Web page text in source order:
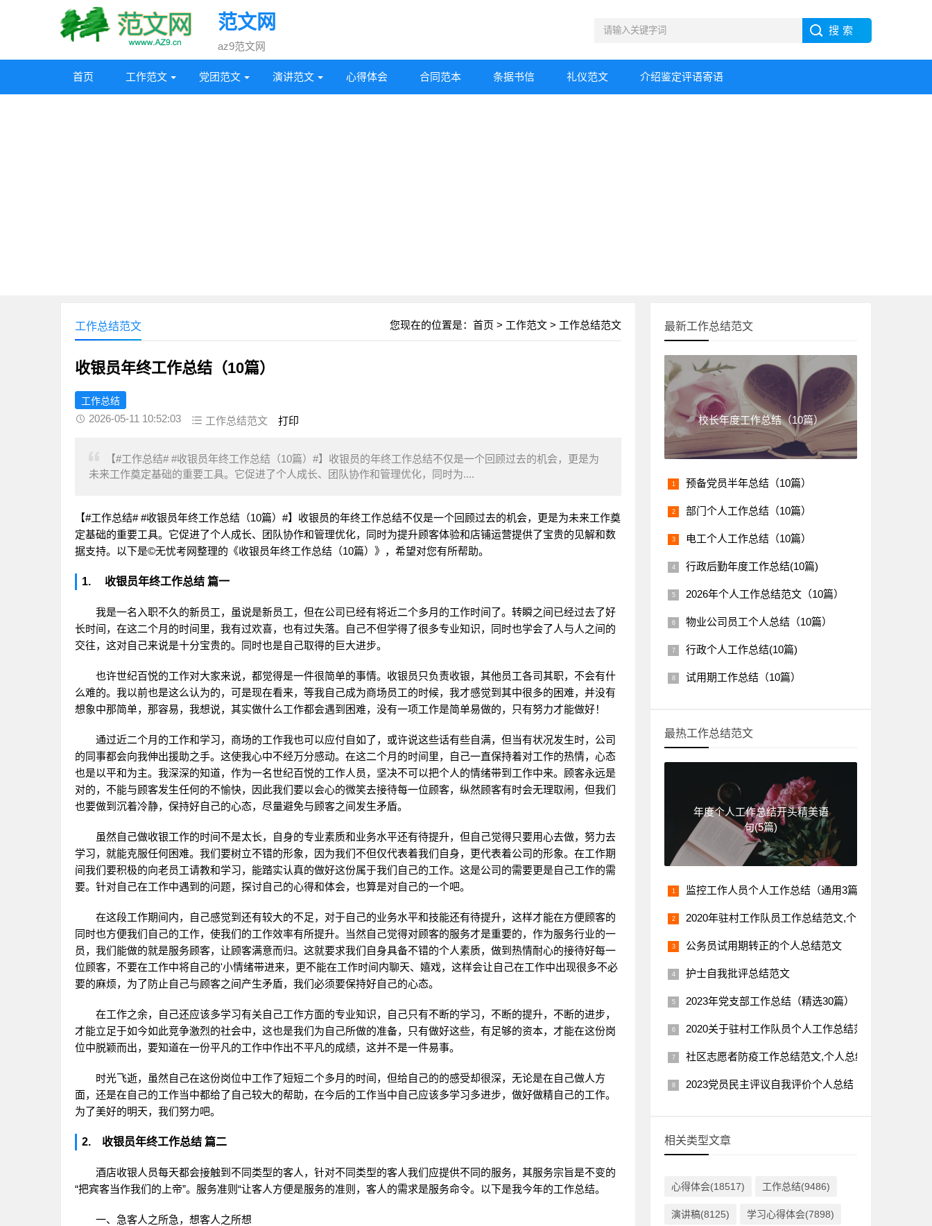
范文网
az9范文网
首页 工作范文 党团范文 演讲范文 心得体会 合同范本 条据书信 礼仪范文 介绍鉴定评语寄语
您现在的位置是： 首页 > 工作范文 > 工作总结范文
工作总结范文
收银员年终工作总结（10篇）
工作总结
2026-05-11 10:52:03 工作总结范文 打印
【#工作总结# #收银员年终工作总结（10篇）#】收银员的年终工作总结不仅是一个回顾过去的机会，更是为
未来工作奠定基础的重要工具。它促进了个人成长、团队协作和管理优化，同时为....
【#工作总结# #收银员年终工作总结（10篇）#】收银员的年终工作总结不仅是一个回顾过去的机会，更是为未来工作奠
定基础的重要工具。它促进了个人成长、团队协作和管理优化，同时为提升顾客体验和店铺运营提供了宝贵的见解和数
据支持。以下是©无忧考网整理的《收银员年终工作总结（10篇）》，希望对您有所帮助。
1. 收银员年终工作总结 篇一
我是一名入职不久的新员工，虽说是新员工，但在公司已经有将近二个多月的工作时间了。转瞬之间已经过去了好
长时间，在这二个月的时间里，我有过欢喜，也有过失落。自己不但学得了很多专业知识，同时也学会了人与人之间的
交往，这对自己来说是十分宝贵的。同时也是自己取得的巨大进步。
也许世纪百悦的工作对大家来说，都觉得是一件很简单的事情。收银员只负责收银，其他员工各司其职，不会有什
么难的。我以前也是这么认为的，可是现在看来，等我自己成为商场员工的时候，我才感觉到其中很多的困难，并没有
想象中那简单，那容易，我想说，其实做什么工作都会遇到困难，没有一项工作是简单易做的，只有努力才能做好！
通过近二个月的工作和学习，商场的工作我也可以应付自如了，或许说这些话有些自满，但当有状况发生时，公司
的同事都会向我伸出援助之手。这使我心中不经万分感动。在这二个月的时间里，自己一直保持着对工作的热情，心态
也是以平和为主。我深深的知道，作为一名世纪百悦的工作人员，坚决不可以把个人的情绪带到工作中来。顾客永远是
对的，不能与顾客发生任何的不愉快，因此我们要以会心的微笑去接待每一位顾客，纵然顾客有时会无理取闹，但我们
也要做到沉着冷静，保持好自己的心态，尽量避免与顾客之间发生矛盾。
虽然自己做收银工作的时间不是太长，自身的专业素质和业务水平还有待提升，但自己觉得只要用心去做，努力去
学习，就能克服任何困难。我们要树立不错的形象，因为我们不但仅代表着我们自身，更代表着公司的形象。在工作期
间我们要积极的向老员工请教和学习，能踏实认真的做好这份属于我们自己的工作。这是公司的需要更是自己工作的需
要。针对自己在工作中遇到的问题，探讨自己的心得和体会，也算是对自己的一个吧。
在这段工作期间内，自己感觉到还有较大的不足，对于自己的业务水平和技能还有待提升，这样才能在方便顾客的
同时也方便我们自己的工作，使我们的工作效率有所提升。当然自己觉得对顾客的服务才是重要的，作为服务行业的一
员，我们能做的就是服务顾客，让顾客满意而归。这就要求我们自身具备不错的个人素质，做到热情耐心的接待好每一
位顾客，不要在工作中将自己的'小情绪带进来，更不能在工作时间内聊天、嬉戏，这样会让自己在工作中出现很多不必
要的麻烦，为了防止自己与顾客之间产生矛盾，我们必须要保持好自己的心态。
在工作之余，自己还应该多学习有关自己工作方面的专业知识，自己只有不断的学习，不断的提升，不断的进步，
才能立足于如今如此竞争激烈的社会中，这也是我们为自己所做的准备，只有做好这些，有足够的资本，才能在这份岗
位中脱颖而出，要知道在一份平凡的工作中作出不平凡的成绩，这并不是一件易事。
时光飞逝，虽然自己在这份岗位中工作了短短二个多月的时间，但给自己的的感受却很深，无论是在自己做人方
面，还是在自己的工作当中都给了自己较大的帮助，在今后的工作当中自己应该多学习多进步，做好做精自己的工作。
为了美好的明天，我们努力吧。
2. 收银员年终工作总结 篇二
酒店收银人员每天都会接触到不同类型的客人，针对不同类型的客人我们应提供不同的服务，其服务宗旨是不变的
“把宾客当作我们的上帝”。服务准则“让客人方便是服务的准则，客人的需求是服务命令。以下是我今年的工作总结。
一、急客人之所急，想客人之所想
最新工作总结范文
校长年度工作总结（10篇）
预备党员半年总结（10篇）
部门个人工作总结（10篇）
电工个人工作总结（10篇）
行政后勤年度工作总结(10篇)
2026年个人工作总结范文（10篇）
物业公司员工个人总结（10篇）
行政个人工作总结(10篇)
试用期工作总结（10篇）
最热工作总结范文
年度个人工作总结开头精美语
句(5篇)
监控工作人员个人工作总结（通用3篇）
2020年驻村工作队员工作总结范文,个人总结
公务员试用期转正的个人总结范文
护士自我批评总结范文
2023年党支部工作总结（精选30篇）
2020关于驻村工作队员个人工作总结范文,个人总结
社区志愿者防疫工作总结范文,个人总结
2023党员民主评议自我评价个人总结（精选26篇）
相关类型文章
心得体会(18517) 工作总结(9486)
演讲稿(8125) 学习心得体会(7898)